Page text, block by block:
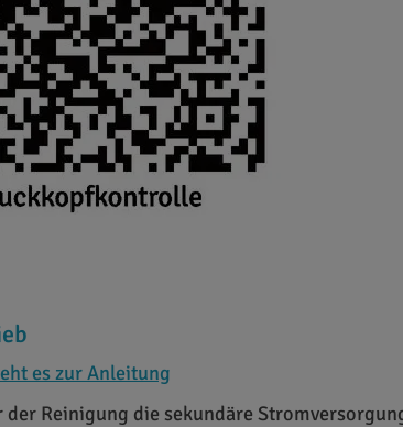
es zur Anleitung
der Reinigung die sekundäre